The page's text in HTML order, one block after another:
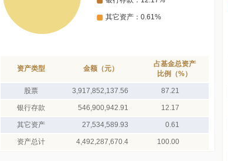
资产类型 金额（元）
占基金总资产
比例（%）
股票 3,917,852,137.56 87.21
银行存款 546,900,942.91 12.17
其它资产 27,534,589.93 0.61
资产总计 4,492,287,670.4 100.00